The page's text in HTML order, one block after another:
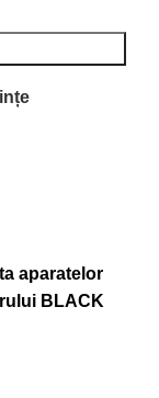
aparatelor
BLACK